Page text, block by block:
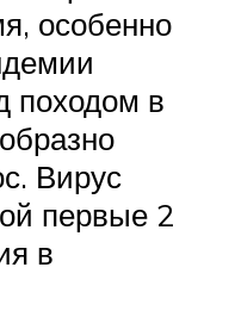
особенно
походом в
Вирус
первые 2
в